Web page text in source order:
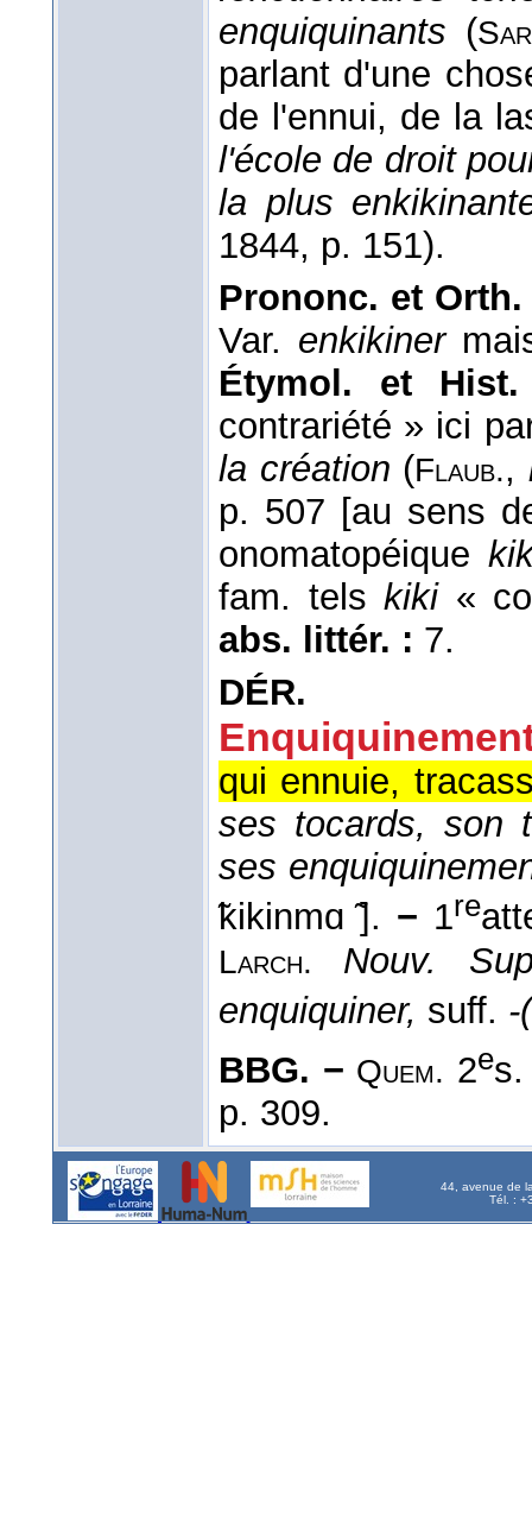
enquiquinants (
parlant d'une
de l'ennui, de la
l'école de droit
la plus
1844, p. 151).
Prononc. et Orth.
Var. enkikiner
Étymol. et Hist.
contrariété » ici
la création (Flaub.,
p. 507 [au sens
onomatopéique
fam. tels kiki«
abs. littér. : 7.
DÉR.
qui ennuie,
ses tocards, son
ses
̃kikinmɑ ̃]. − 1re
Larch. Nouv.
enquiquiner, suff. -
BBG. − Quem. 2e
p. 309.
44, avenue de
Tél. :